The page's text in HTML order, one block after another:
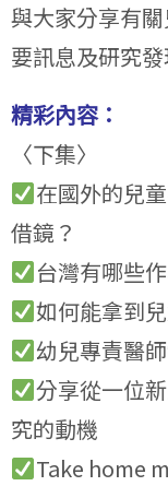
與大家分享有
要訊息及研究發
精彩內容：
〈下集〉
在國外的兒
借鏡？
台灣有哪些
如何能拿到
幼兒專責醫
分享從一位
究的動機
Take home